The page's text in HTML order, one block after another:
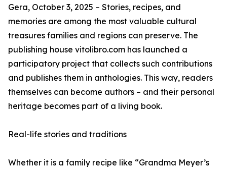
Gera, October 3, 2025 – Stories, recipes, and
memories are among the most valuable cultural
treasures families and regions can preserve. The
publishing house vitolibro.com has launched a
participatory project that collects such contributions
and publishes them in anthologies. This way, readers
themselves can become authors – and their personal
heritage becomes part of a living book.
Real-life stories and traditions
Whether it is a family recipe like “Grandma Meyer’s